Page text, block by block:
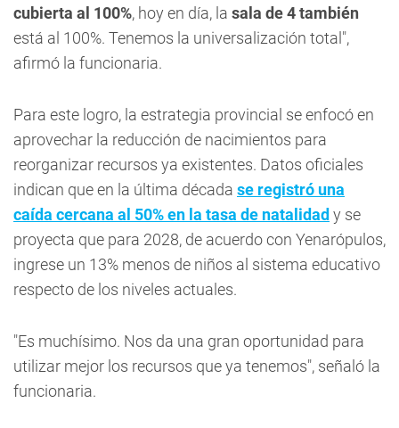
cubierta al 100%, hoy en día, la sala de 4 también
está al 100%. Tenemos la universalización total",
afirmó la funcionaria.
Para este logro, la estrategia provincial se enfocó en
aprovechar la reducción de nacimientos para
reorganizar recursos ya existentes. Datos oficiales
indican que en la última década se registró una
caída cercana al 50% en la tasa de natalidady se
proyecta que para 2028, de acuerdo con Yenarópulos,
ingrese un 13% menos de niños al sistema educativo
respecto de los niveles actuales.
"Es muchísimo. Nos da una gran oportunidad para
utilizar mejor los recursos que ya tenemos", señaló la
funcionaria.